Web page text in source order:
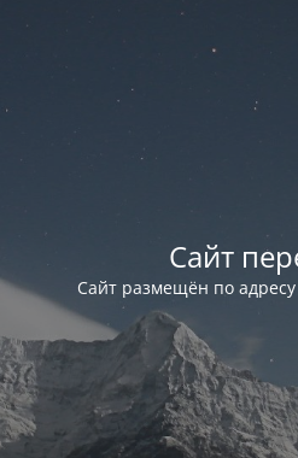
Сайт
Сайт размещён по адресу